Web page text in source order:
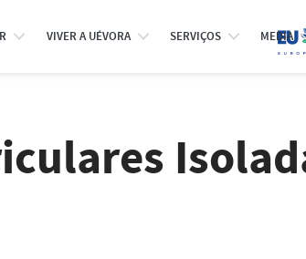
VIVER A UÉVORA SERVIÇOS MEDIA